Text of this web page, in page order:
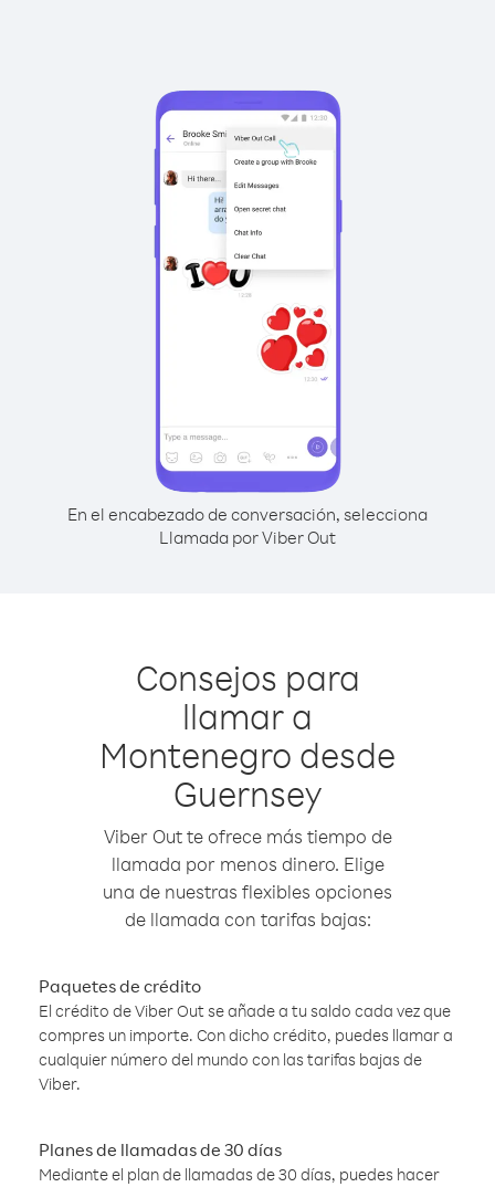
En el encabezado de conversación, selecciona
Llamada por Viber Out
Consejos para
llamar a
Montenegro desde
Guernsey
Viber Out te ofrece más tiempo de
llamada por menos dinero. Elige
una de nuestras flexibles opciones
de llamada con tarifas bajas:
Paquetes de crédito
El crédito de Viber Out se añade a tu saldo cada vez que
compres un importe. Con dicho crédito, puedes llamar a
cualquier número del mundo con las tarifas bajas de
Viber.
Planes de llamadas de 30 días
Mediante el plan de llamadas de 30 días, puedes hacer